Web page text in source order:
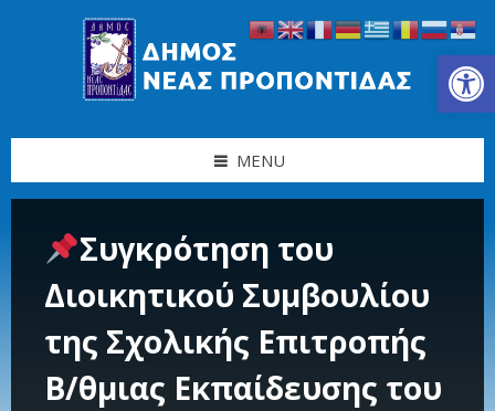
Ανοίξτε τη γραμμή εργαλείων
MENU
Συγκρότηση του
Διοικητικού Συμβουλίου
της Σχολικής Επιτροπής
B/θμιας Εκπαίδευσης του